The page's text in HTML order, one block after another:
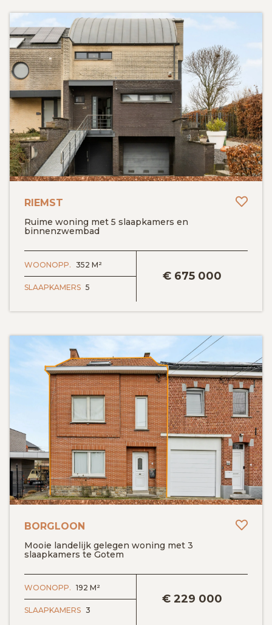
RIEMST
Ruime woning met 5 slaapkamers en
binnenzwembad
€ 675 000
WOONOPP. 352 M²
SLAAPKAMERS 5
BEKIJK DETAILS
BORGLOON
Mooie landelijk gelegen woning met 3
slaapkamers te Gotem
€ 229 000
WOONOPP. 192 M²
SLAAPKAMERS 3
BEKIJK DETAILS